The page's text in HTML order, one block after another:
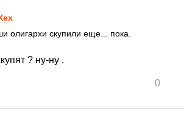
олигархи скупили еще... пока.
? ну-ну .
0